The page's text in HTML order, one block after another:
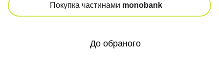
Покупка частинами monobank
До обраного